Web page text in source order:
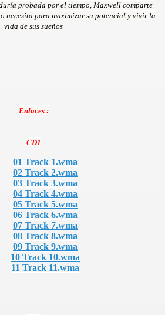
probada por el tiempo, Maxwell comparte
necesita para maximizar su potencial y vivir la
vida de sus sueños
Enlaces :
CD1
01 Track 1.wma
02 Track 2.wma
03 Track 3.wma
04 Track 4.wma
05 Track 5.wma
06 Track 6.wma
07 Track 7.wma
08 Track 8.wma
09 Track 9.wma
10 Track 10.wma
11 Track 11.wma